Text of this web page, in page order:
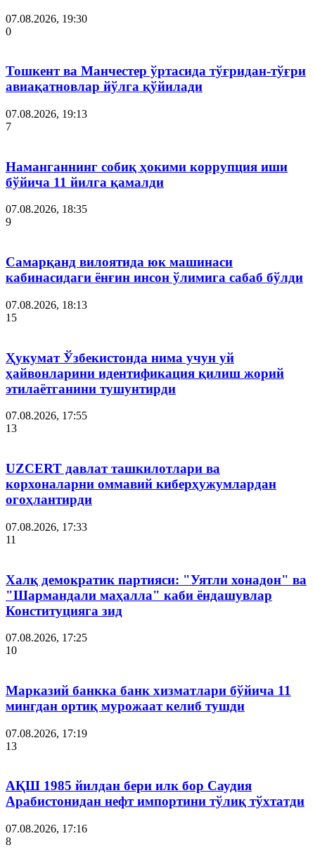
07.08.2026, 19:30
0
Тошкент ва Манчестер ўртасида тўғридан-тўғри
авиақатновлар йўлга қўйилади
07.08.2026, 19:13
7
Наманганнинг собиқ ҳокими коррупция иши
бўйича 11 йилга қамалди
07.08.2026, 18:35
9
Самарқанд вилоятида юк машинаси
кабинасидаги ёнғин инсон ўлимига сабаб бўлди
07.08.2026, 18:13
15
Ҳукумат Ўзбекистонда нима учун уй
ҳайвонларини идентификация қилиш жорий
этилаётганини тушунтирди
07.08.2026, 17:55
13
UZCERT давлат ташкилотлари ва
корхоналарни оммавий киберҳужумлардан
огоҳлантирди
07.08.2026, 17:33
11
Халқ демократик партияси: "Уятли хонадон" ва
"Шармандали маҳалла" каби ёндашувлар
Конституцияга зид
07.08.2026, 17:25
10
Марказий банкка банк хизматлари бўйича 11
мингдан ортиқ мурожаат келиб тушди
07.08.2026, 17:19
13
АҚШ 1985 йилдан бери илк бор Саудия
Арабистонидан нефт импортини тўлиқ тўхтатди
07.08.2026, 17:16
8